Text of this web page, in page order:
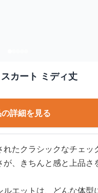
カート ミディ丈
詳細を見る
たクラシックなチェッ
、きちんと感と上品さ
エットは、どんな体